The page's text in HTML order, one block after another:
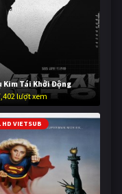
Kim Tái Khởi Động
lượt xem
HD VIETSUB